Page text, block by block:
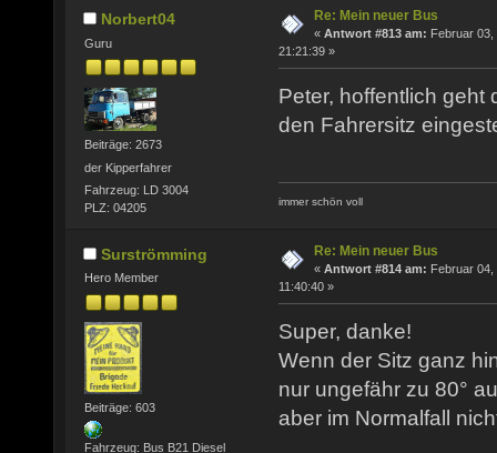
Norbert04
Guru
Beiträge: 2673
der Kipperfahrer
Fahrzeug: LD 3004
PLZ: 04205
Re: Mein neuer Bus
« Antwort #813 am: Februar 03,
21:21:39 »
Peter, hoffentlich geht
den Fahrersitz
immer schön voll
Surströmming
Hero Member
Beiträge: 603
Fahrzeug: Bus B21 Diesel
Re: Mein neuer Bus
« Antwort #814 am: Februar 04,
11:40:40 »
Super, danke!
Wenn der Sitz ganz
nur ungefähr zu 80°
aber im Normalfall